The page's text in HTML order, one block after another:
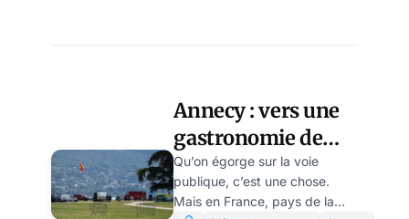
Annecy : vers une
gastronomie de
l’égorgement ? par
Modeste Schwartz
Qu’on égorge sur la voie
publique, c’est une chose.
Mais en France, pays de la